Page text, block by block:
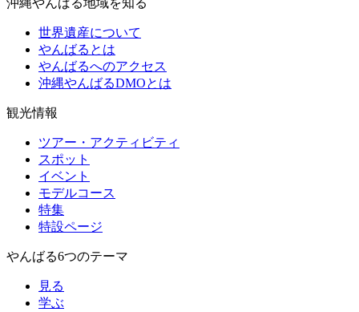
沖縄やんばる地域を知る
世界遺産について
やんばるとは
やんばるへのアクセス
沖縄やんばるDMOとは
観光情報
ツアー・アクティビティ
スポット
イベント
モデルコース
特集
特設ページ
やんばる6つのテーマ
見る
学ぶ